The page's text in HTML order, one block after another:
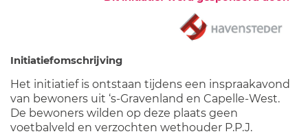
Initiatiefomschrijving
Het initiatief is ontstaan tijdens een inspraakavond
van bewoners uit ‘s-Gravenland en Capelle-West.
De bewoners wilden op deze plaats geen
voetbalveld en verzochten wethouder P.P.J.